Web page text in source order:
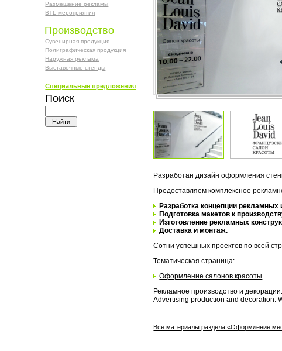
Разработан дизайн оформления
Предоставляем комплексное
Разработка концепции рекламных
Подготовка макетов к
Изготовление рекламных
Доставка и монтаж.
Сотни успешных проектов по всей
Тематическая страница:
Оформление салонов красоты
Рекламное производство и
Advertising production and decoration.
Все материалы раздела «Оформление
Размещение рекламы
BTL-мероприятия
Производство
Сувенирная продукция
Полиграфическая продукция
Наружная реклама
Выставочные стенды
Специальные предложения
Поиск